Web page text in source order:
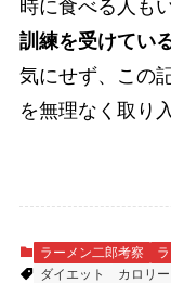
時に食べる人も
訓練を受けてい
気にせず、この
を無理なく取り
ラーメン二郎考察
ダイエット
カロリー